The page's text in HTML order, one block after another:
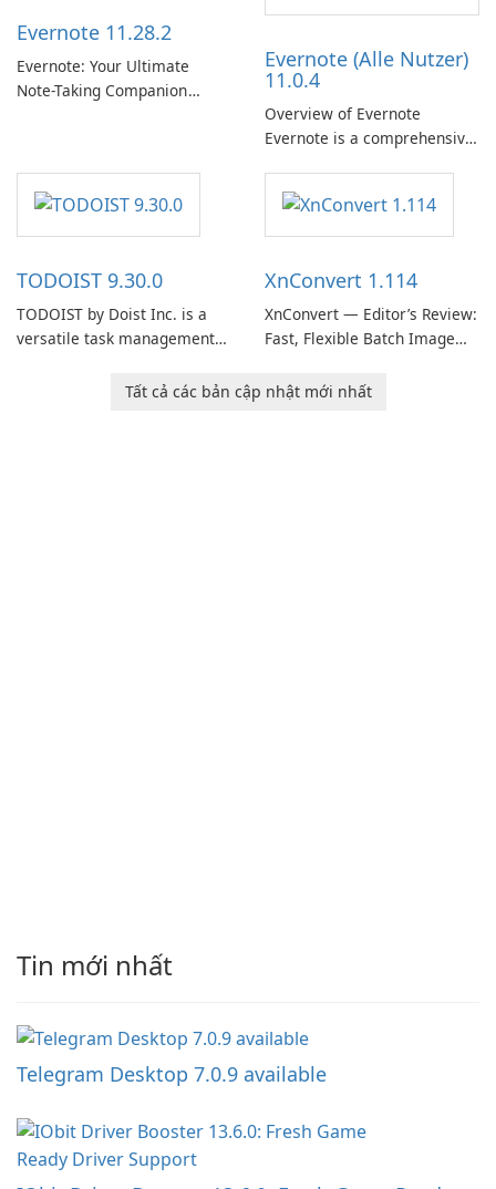
client designed for
need predictable …
Evernote 11.28.2
Evernote: Your Ultimate
Note-Taking Companion
helps users capture ideas,
organize to-do lists, and keep
track of important
Evernote (Alle Nutzer)
11.0.4
Overview of Evernote
Evernote is a comprehensive
software designed to help
users capture, organize, and
access information across
TODOIST 9.30.0
TODOIST by Doist Inc. is a
versatile task management
individuals and teams
XnConvert 1.114
XnConvert — Editor’s Review:
Fast, Flexible Batch Image
macOS and Linux XnConvert
Tất cả các bản cập nhật mới nhất
Tin mới nhất
Telegram Desktop 7.0.9 available